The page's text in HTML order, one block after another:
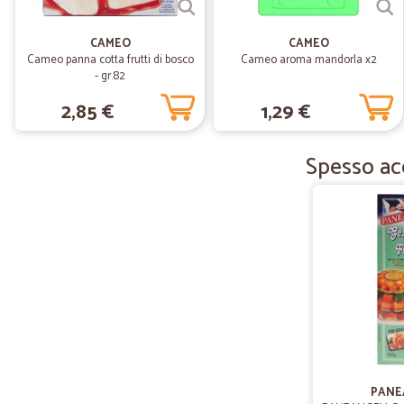
CAMEO
Cameo panna cotta frutti di bosco
- gr.82
2,85 €
CAMEO
Cameo aroma mandorla x2
1,29 €
Spesso